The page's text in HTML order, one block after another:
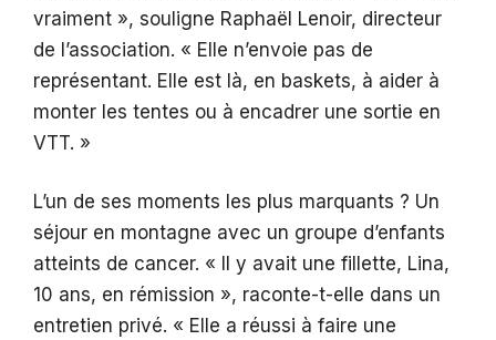
vraiment », souligne Raphaël Lenoir, directeur
de l’association. « Elle n’envoie pas de
représentant. Elle est là, en baskets, à aider à
monter les tentes ou à encadrer une sortie en
VTT. »
L’un de ses moments les plus marquants ? Un
séjour en montagne avec un groupe d’enfants
atteints de cancer. « Il y avait une fillette, Lina,
10 ans, en rémission », raconte-t-elle dans un
entretien privé. « Elle a réussi à faire une